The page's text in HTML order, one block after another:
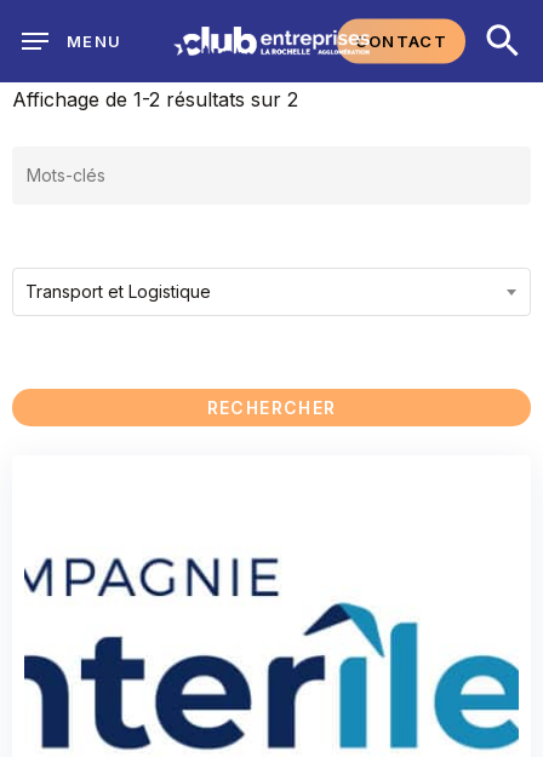
main
CONTACT
MENU
Affichage de 1-2 résultats sur 2
Transport et Logistique
RECHERCHER